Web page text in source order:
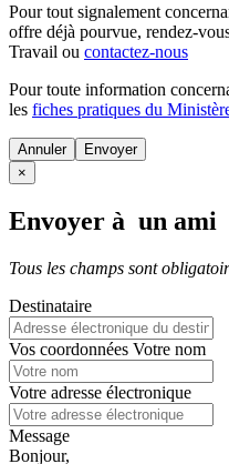
Pour tout signalement
offre déjà pourvue, rendez-
Travail ou contactez-nous
Pour toute information
les fiches pratiques du
Annuler
×
Envoyer à un ami
Tous les champs sont
Destinataire
Vos coordonnées Votre nom
Votre adresse électronique
Message
Bonjour,